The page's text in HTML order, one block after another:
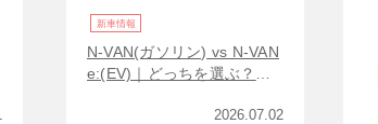
新車情報
N-VAN(ガソリン) vs N-VAN
e:(EV)｜どっちを選ぶ？用
2026.07.02